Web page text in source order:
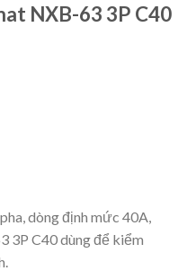
NXB-63 3P C40
dòng định mức 40A,
3P C40 dùng để kiểm